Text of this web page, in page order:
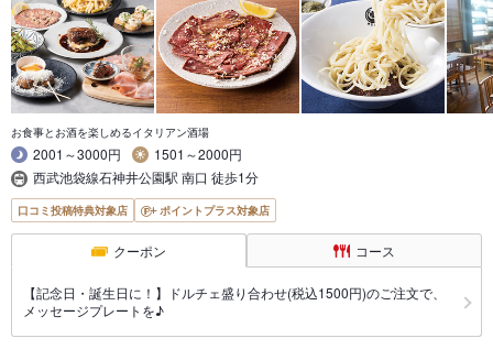
お食事とお酒を楽しめるイタリアン酒場
2001～3000円
1501～2000円
西武池袋線石神井公園駅 南口 徒歩1分
口コミ投稿特典対象店 ポイントプラス対象店
クーポン コース
【記念日・誕生日に！】ドルチェ盛り合わせ(税込1500円)のご注文で、
メッセージプレートを♪